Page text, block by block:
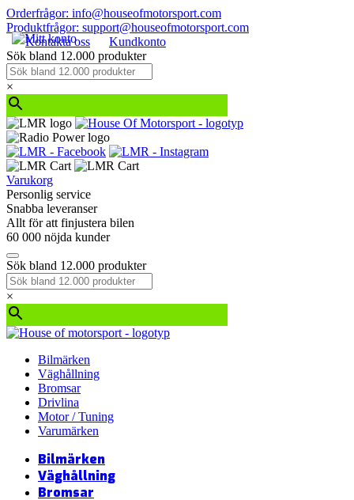
Orderfrågor: info@houseofmotorsport.com
Produktfrågor: support@houseofmotorsport.com
Kontakta oss
Kundkonto
Sök bland 12.000 produkter
×
Varukorg
Personlig service
Snabba leveranser
Allt för att finjustera bilen
60 000 nöjda kunder
Sök bland 12.000 produkter
×
Bilmärken
Väghållning
Bromsar
Drivlina
Motor / Tuning
Varumärken
Bilmärken
Väghållning
Bromsar